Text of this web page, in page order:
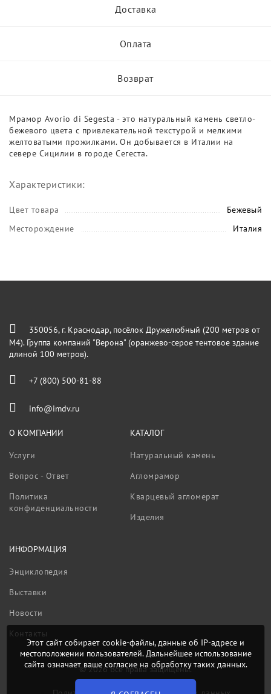
Доставка
Оплата
Возврат
Мрамор Avorio di Segesta - это натуральный камень светло-
бежевого цвета с привлекательной текстурой и мелкими
желтоватыми прожилками. Он добывается в Италии на
севере Сицилии в городе Сегеста.
Характеристики:
Цвет товара
Бежевый
Месторождение
Италия
350056, г. Краснодар, посёлок Дружелюбный (200 метров от
М4). Группа компаний "Верона" (оранжево-серое тентовое здание
длиной 100 метров).
+7 (800) 500-81-88
info@imdv.ru
О КОМПАНИИ
Услуги
Вопрос - Ответ
Политика
конфиденциальности
КАТАЛОГ
Натуральный камень
Агломрамор
Кварцевый агломерат
Изделия
ИНФОРМАЦИЯ
Энциклопедия
Выставки
Новости
Контакты
© 2026 Все права защищены.
Этот сайт собирает cookie-файлы, данные об IP-адресе и
местоположении пользователей. Дальнейшее использование
сайта означает ваше согласие на обработку таких данных.